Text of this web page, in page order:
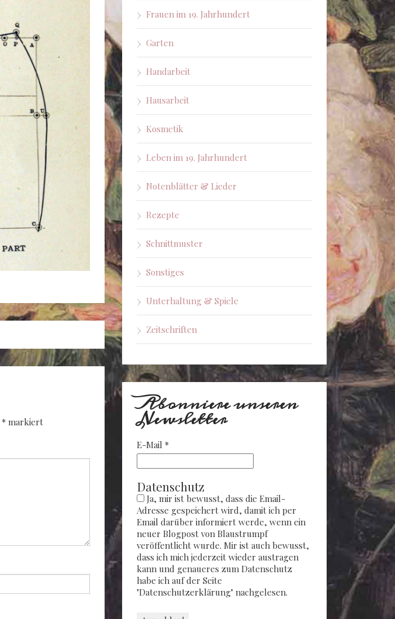
* markiert
Frauen im 19. Jahrhundert
Garten
Handarbeit
Hausarbeit
Kosmetik
Leben im 19. Jahrhundert
Notenblätter & Lieder
Rezepte
Schnittmuster
Sonstiges
Unterhaltung & Spiele
Zeitschriften
Abonniere unseren
Newsletter
E-Mail *
Datenschutz
Ja, mir ist bewusst, dass die Email-
Adresse gespeichert wird, damit ich per
Email darüber informiert werde, wenn ein
neuer Blogpost von Blaustrumpf
veröffentlicht wurde. Mir ist auch bewusst,
dass ich mich jederzeit wieder austragen
kann und genaueres zum Datenschutz
habe ich auf der Seite
"Datenschutzerklärung" nachgelesen.